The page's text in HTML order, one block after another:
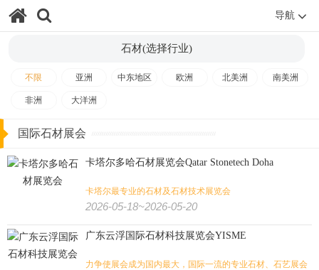
导航
肉类加工
纺织印花 缝制设备
农业/牧业/林业/渔业: 农业 畜牧 饲料 渔业 花卉园艺
景观园林 水产养殖 奶业
广告/印刷/办公/礼品: 文具办公 孕婴童 宠物用品
奢侈品包装 印刷 玩具
石材(选择行业)
不限 亚洲 中东地区 欧洲 北美洲 南美洲
非洲 大洋洲
国际石材展会
卡塔尔多哈石材展览会Qatar Stonetech Doha
卡塔尔最专业的石材及石材技术展览会
2026-05-18~2026-05-20
广东云浮国际石材科技展览会YISME
力争使展会成为国内最大，国际一流的专业石材、石艺展会